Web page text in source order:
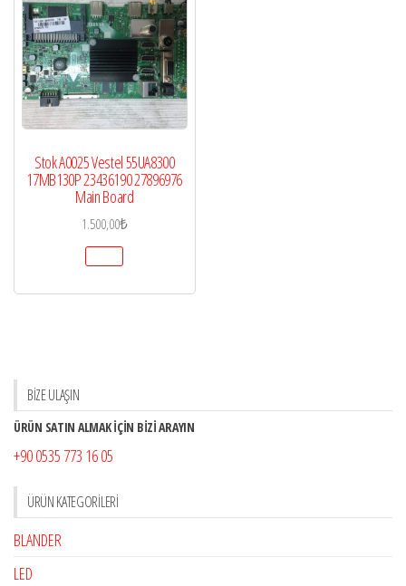
Stok A0025 Vestel 55UA8300
17MB130P 23436190 27896976
Main Board
1.500,00₺
BİZE ULAŞIN
ÜRÜN SATIN ALMAK İÇİN BİZİ ARAYIN
+90 0535 773 16 05
ÜRÜN KATEGORILERI
BLANDER
LED